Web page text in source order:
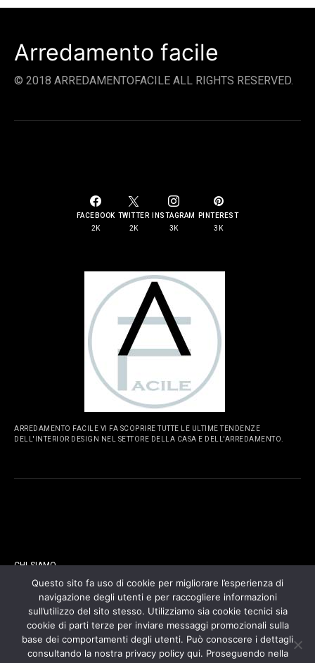
Arredamento facile
© 2018 ARREDAMENTOFACILE ALL RIGHTS RESERVED.
FACEBOOK
2K
TWITTER
2K
INSTAGRAM
3K
PINTEREST
3K
ARREDAMENTO FACILE VI FA SCOPRIRE TUTTE LE ULTIME TENDENZE
DELL'INTERIOR DESIGN NEL SETTORE DELLA CASA E DELL'ARREDAMENTO.
CHI SIAMO
CONTATTI
COOKIES POLICY
Questo sito fa uso di cookie per migliorare l’esperienza di
navigazione degli utenti e per raccogliere informazioni
sull’utilizzo del sito stesso. Utilizziamo sia cookie tecnici sia
cookie di parti terze per inviare messaggi promozionali sulla
base dei comportamenti degli utenti. Può conoscere i dettagli
consultando la nostra privacy policy qui. Proseguendo nella